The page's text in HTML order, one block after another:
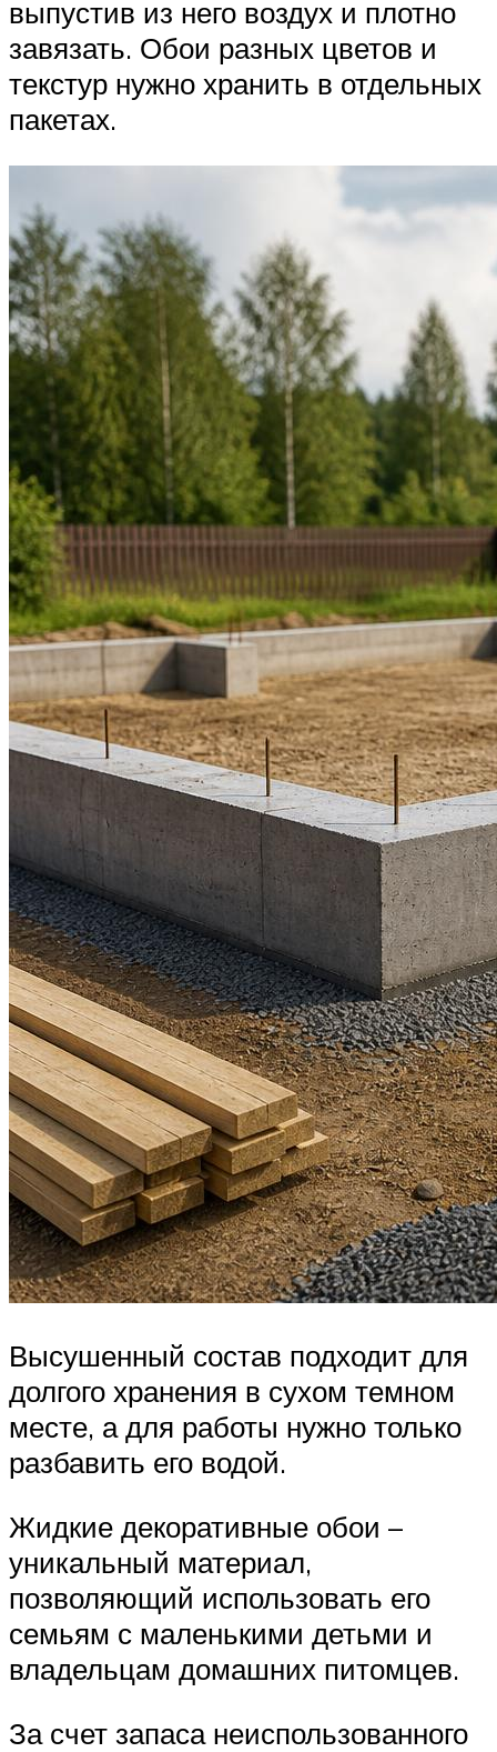
выпустив из него воздух и плотно
завязать. Обои разных цветов и
текстур нужно хранить в отдельных
пакетах.
Высушенный состав подходит для
долгого хранения в сухом темном
месте, а для работы нужно только
разбавить его водой.
Жидкие декоративные обои –
уникальный материал,
позволяющий использовать его
семьям с маленькими детьми и
владельцам домашних питомцев.
За счет запаса неиспользованного